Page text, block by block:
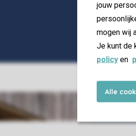
jouw
mogen wij
Je kunt de
policy en
Alle